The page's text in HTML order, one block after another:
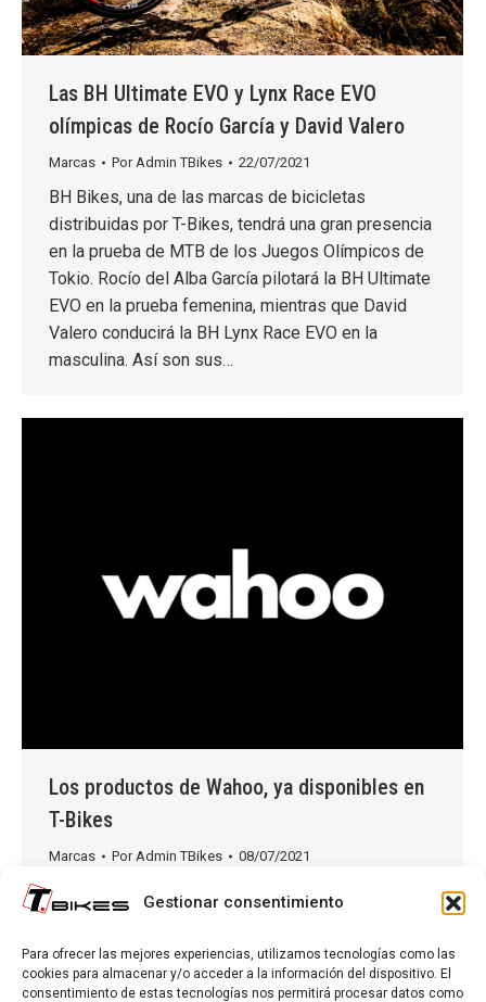
Gestionar consentimiento
Para ofrecer las mejores experiencias, utilizamos tecnologías como las
cookies para almacenar y/o acceder a la información del dispositivo. El
consentimiento de estas tecnologías nos permitirá procesar datos como
Las BH Ultimate EVO y Lynx Race EVO
olímpicas de Rocío García y David Valero
Marcas PorAdmin TBikes 22/07/2021
BH Bikes, una de las marcas de bicicletas
distribuidas por T-Bikes, tendrá una gran presencia
en la prueba de MTB de los Juegos Olímpicos de
Tokio. Rocío del Alba García pilotará la BH Ultimate
EVO en la prueba femenina, mientras que David
Valero conducirá la BH Lynx Race EVO en la
masculina. Así son sus…
Los productos de Wahoo, ya disponibles en
T-Bikes
Marcas PorAdmin TBikes 08/07/2021
T-bikes añade una nueva marca a su extenso
una empresa de tecnología de fitness con sede en
Atlanta, Georgia. Su director general es Mike